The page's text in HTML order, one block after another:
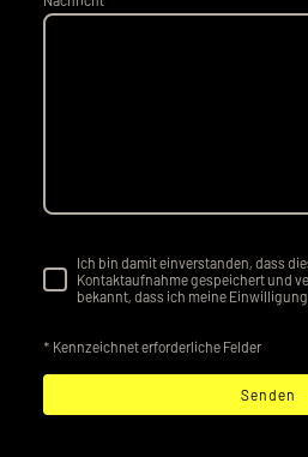
Ich bin damit einverstanden, dass
Kontaktaufnahme gespeichert und
bekannt, dass ich meine
* Kennzeichnet erforderliche Felder
Senden